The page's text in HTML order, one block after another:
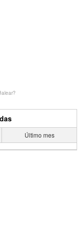
Último mes